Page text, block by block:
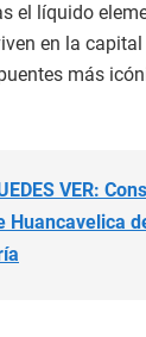
el líquido
en la
más
VER:
Huancavelica